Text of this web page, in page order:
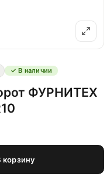
✓ В наличии
ФУРНИТЕХ
корзину